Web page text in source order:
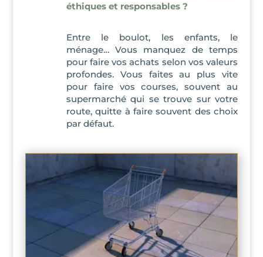
éthiques et responsables ?
Entre le boulot, les enfants, le
ménage… Vous manquez de temps
pour faire vos achats selon vos valeurs
profondes. Vous faites au plus vite
pour faire vos courses, souvent au
supermarché qui se trouve sur votre
route, quitte à faire souvent des choix
par défaut.